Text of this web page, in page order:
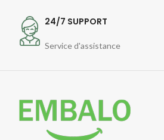
24/7 SUPPORT
Service d'assistance